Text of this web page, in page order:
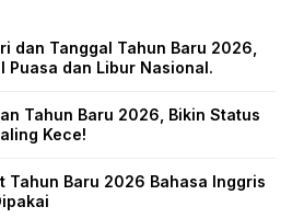
dan Tanggal Tahun Baru 2026,
Puasa dan Libur Nasional.
Tahun Baru 2026, Bikin Status
Kece!
Tahun Baru 2026 Bahasa Inggris